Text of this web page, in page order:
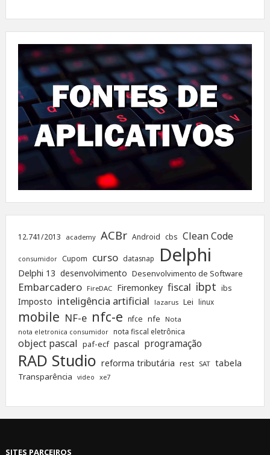
12.741/2013 academy ACBr Android cbs Clean Code
consumidor Cupom curso datasnap Delphi
Delphi 13 desenvolvimento Desenvolvimento de Software
Embarcadero FireDAC Firemonkey fiscal ibpt ibs
Imposto inteligência artificial lazarus Lei linux
mobile NF-e nfc-e nfce nfe Nota
nota eletronica consumidor nota fiscal eletrônica
object pascal paf-ecf pascal programação
RAD Studio reforma tributária rest SAT tabela
Transparência video xe7
SITES PARCEIROS